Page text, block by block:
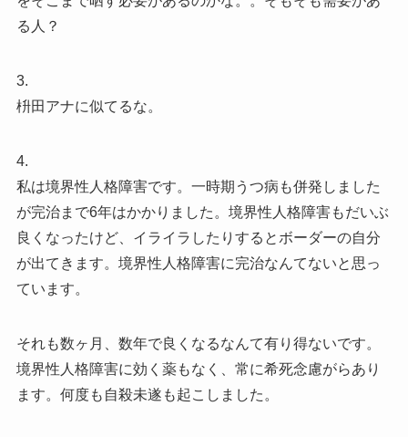
る人？
3.
枡田アナに似てるな。
4.
私は境界性人格障害です。一時期うつ病も併発しました
が完治まで6年はかかりました。境界性人格障害もだいぶ
良くなったけど、イライラしたりするとボーダーの自分
が出てきます。境界性人格障害に完治なんてないと思っ
ています。
それも数ヶ月、数年で良くなるなんて有り得ないです。
境界性人格障害に効く薬もなく、常に希死念慮がらあり
ます。何度も自殺未遂も起こしました。